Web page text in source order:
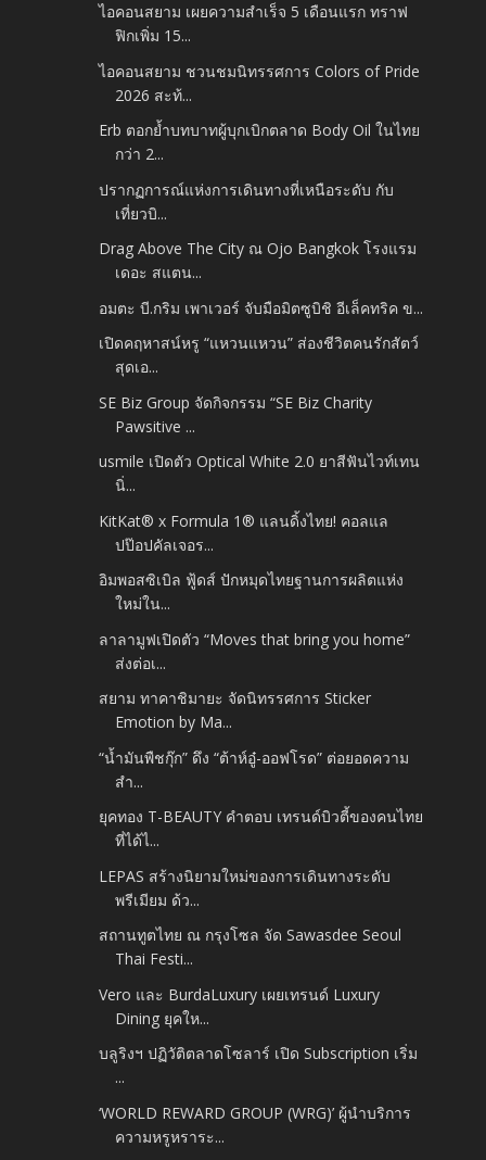
ไอคอนสยาม เผยความสำเร็จ 5 เดือนแรก ทราฟ
ฟิกเพิ่ม 15...
ไอคอนสยาม ชวนชมนิทรรศการ Colors of Pride
2026 สะท้...
Erb ตอกย้ำบทบาทผู้บุกเบิกตลาด Body Oil ในไทย
กว่า 2...
ปรากฏการณ์แห่งการเดินทางที่เหนือระดับ กับ
เที่ยวบิ...
Drag Above The City ณ Ojo Bangkok โรงแรม
เดอะ สแตน...
อมตะ บี.กริม เพาเวอร์ จับมือมิตซูบิชิ อีเล็คทริค ข...
เปิดคฤหาสน์หรู “แหวนแหวน” ส่องชีวิตคนรักสัตว์
สุดเอ...
SE Biz Group จัดกิจกรรม “SE Biz Charity
Pawsitive ...
usmile เปิดตัว Optical White 2.0 ยาสีฟันไวท์เทน
นิ่...
KitKat® x Formula 1® แลนดิ้งไทย! คอลแล
ปป๊อปคัลเจอร...
อิมพอสซิเบิล ฟู้ดส์ ปักหมุดไทยฐานการผลิตแห่ง
ใหม่ใน...
ลาลามูฟเปิดตัว “Moves that bring you home”
ส่งต่อเ...
สยาม ทาคาชิมายะ จัดนิทรรศการ Sticker
Emotion by Ma...
“น้ำมันพืชกุ๊ก” ดึง “ต้าห์อู๋-ออฟโรด” ต่อยอดความ
สำ...
ยุคทอง T-BEAUTY คำตอบ เทรนด์บิวตี้ของคนไทย
ที่ได้ไ...
LEPAS สร้างนิยามใหม่ของการเดินทางระดับ
พรีเมียม ด้ว...
สถานทูตไทย ณ กรุงโซล จัด Sawasdee Seoul
Thai Festi...
Vero และ BurdaLuxury เผยเทรนด์ Luxury
Dining ยุคให...
บลูริงฯ ปฏิวัติตลาดโซลาร์ เปิด Subscription เริ่ม
...
‘WORLD REWARD GROUP (WRG)’ ผู้นำบริการ
ความหรูหราระ...